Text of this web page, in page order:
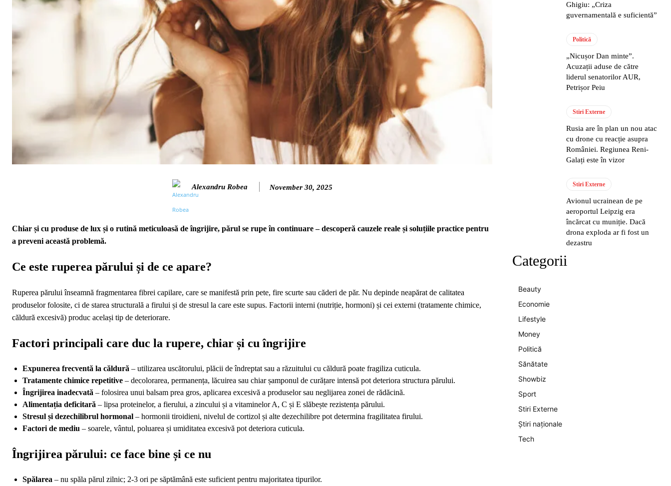
Alexandru Robea November 30, 2025
Chiar și cu produse de lux și o rutină meticuloasă de îngrijire, părul se rupe în continuare – descoperă cauzele reale și soluțiile practice pentru
a preveni această problemă.
Ce este ruperea părului și de ce apare?
Ruperea părului înseamnă fragmentarea fibrei capilare, care se manifestă prin pete, fire scurte sau căderi de păr. Nu depinde neapărat de calitatea
produselor folosite, ci de starea structurală a firului și de stresul la care este supus. Factorii interni (nutriție, hormoni) și cei externi (tratamente chimice,
căldură excesivă) produc același tip de deteriorare.
Factori principali care duc la rupere, chiar și cu îngrijire
Expunerea frecventă la căldură – utilizarea uscătorului, plăcii de îndreptat sau a răzuitului cu căldură poate fragiliza cuticula.
Tratamente chimice repetitive – decolorarea, permanența, lăcuirea sau chiar șamponul de curățare intensă pot deteriora structura părului.
Îngrijirea inadecvată – folosirea unui balsam prea gros, aplicarea excesivă a produselor sau neglijarea zonei de rădăcină.
Alimentația deficitară – lipsa proteinelor, a fierului, a zincului și a vitaminelor A, C și E slăbește rezistența părului.
Stresul și dezechilibrul hormonal – hormonii tiroidieni, nivelul de cortizol și alte dezechilibre pot determina fragilitatea firului.
Factori de mediu – soarele, vântul, poluarea și umiditatea excesivă pot deteriora cuticula.
Îngrijirea părului: ce face bine și ce nu
Spălarea – nu spăla părul zilnic; 2‑3 ori pe săptămână este suficient pentru majoritatea tipurilor.
Ghigiu: „Criza
guvernamentală e suficientă”
Politică
„Nicușor Dan minte”.
Acuzații aduse de către
liderul senatorilor AUR,
Petrișor Peiu
Stiri Externe
Rusia are în plan un nou atac
cu drone cu reacție asupra
României. Regiunea Reni-
Galați este în vizor
Stiri Externe
Avionul ucrainean de pe
aeroportul Leipzig era
încărcat cu muniție. Dacă
drona exploda ar fi fost un
dezastru
Categorii
Beauty
Economie
Lifestyle
Money
Politică
Sănătate
Showbiz
Sport
Stiri Externe
Știri naționale
Tech